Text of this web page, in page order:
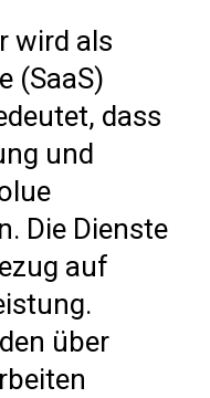
wird als
(SaaS)
dass
und
Die Dienste
auf
über